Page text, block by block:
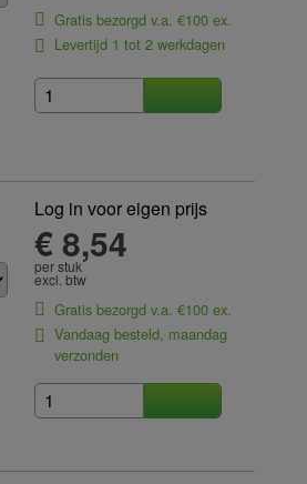
Gratis bezorgd v.a. €100 ex.
Levertijd 1 tot 2 werkdagen
Log in voor eigen prijs
€ 8,54
per stuk
excl. btw
Gratis bezorgd v.a. €100 ex.
Vandaag besteld, maandag
verzonden